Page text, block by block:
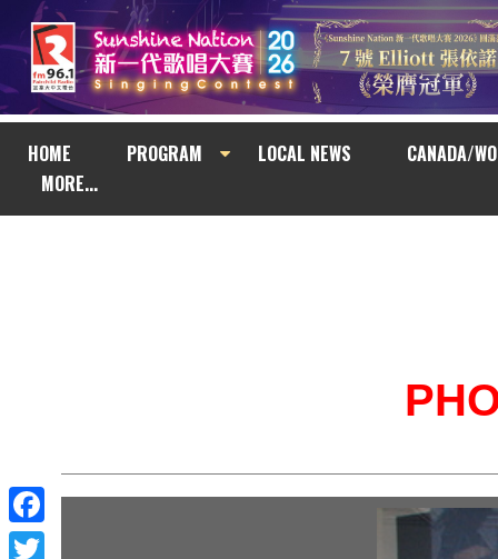
HOME PROGRAM LOCAL NEWS
CANADA/
MORE...
Facebook